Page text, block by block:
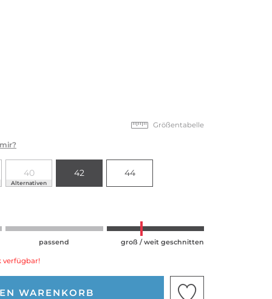
Größentabelle
40
Alternativen
42 44
passend groß / weit geschnitten
verfügbar!
WARENKORB